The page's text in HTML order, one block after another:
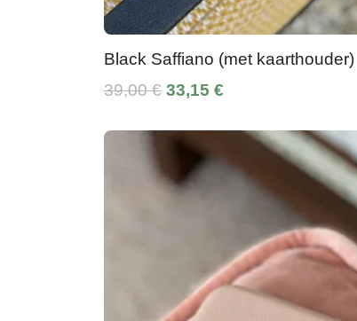
Black Saffiano (met kaarthouder)
39,00 € 33,15 €